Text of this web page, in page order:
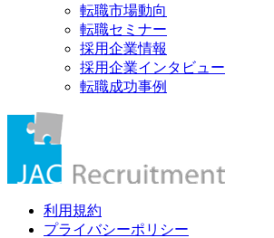
転職市場動向
転職セミナー
採用企業情報
採用企業インタビュー
転職成功事例
利用規約
プライバシーポリシー